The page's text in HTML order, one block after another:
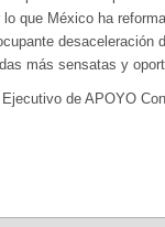
que México ha
desaceleración
más sensatas y
de APOYO